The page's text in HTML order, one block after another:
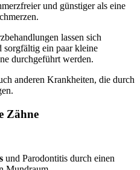
und günstiger als eine
lassen sich
sorgfältig ein paar kleine
durchgeführt werden.
anderen Krankheiten, die durch
Zähne
und Parodontitis durch einen